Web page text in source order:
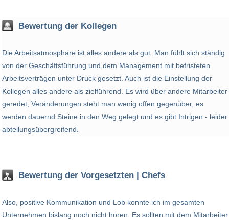
Bewertung der Kollegen
Die Arbeitsatmosphäre ist alles andere als gut. Man fühlt sich ständig
von der Geschäftsführung und dem Management mit befristeten
Arbeitsverträgen unter Druck gesetzt. Auch ist die Einstellung der
Kollegen alles andere als zielführend. Es wird über andere Mitarbeiter
geredet, Veränderungen steht man wenig offen gegenüber, es
werden dauernd Steine in den Weg gelegt und es gibt Intrigen - leider
abteilungsübergreifend.
Bewertung der Vorgesetzten | Chefs
Also, positive Kommunikation und Lob konnte ich im gesamten
Unternehmen bislang noch nicht hören. Es sollten mit dem Mitarbeiter